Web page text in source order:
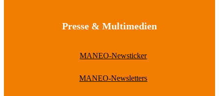
Presse & Multimedien
MANEO-Newsticker
MANEO-Newsletters